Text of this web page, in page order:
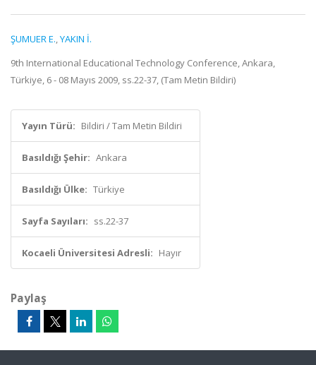
ŞUMUER E.,YAKIN İ.
9th International Educational Technology Conference, Ankara,
Türkiye, 6 - 08 Mayıs 2009, ss.22-37, (Tam Metin Bildiri)
Yayın Türü: Bildiri / Tam Metin Bildiri
Basıldığı Şehir: Ankara
Basıldığı Ülke: Türkiye
Sayfa Sayıları: ss.22-37
Kocaeli Üniversitesi Adresli: Hayır
Paylaş